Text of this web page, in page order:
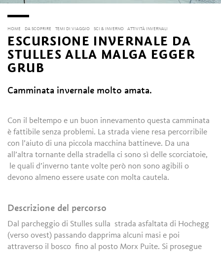
HOME DA SCOPRIRE TEMI DI VIAGGIO SCI & INVERNO ATTIVITÀ INVERNALI
ESCURSIONE INVERNALE DA
STULLES ALLA MALGA EGGER
GRUB
Camminata invernale molto amata.
Con il beltempo e un buon innevamento questa camminata
è fattibile senza problemi. La strada viene resa percorribile
con l’aiuto di una piccola macchina battineve. Da una
all’altra tornante della stradella ci sono sì delle scorciatoie,
le quali d’inverno tante volte però non sono agibili o
devono almeno essere usate con molta cautela.
Descrizione del percorso
Dal parcheggio di Stulles sulla strada asfaltata di Hochegg
(verso ovest) passando dapprima alcuni masi e poi
attraverso il bosco fino al posto Morx Puite. Si prosegue